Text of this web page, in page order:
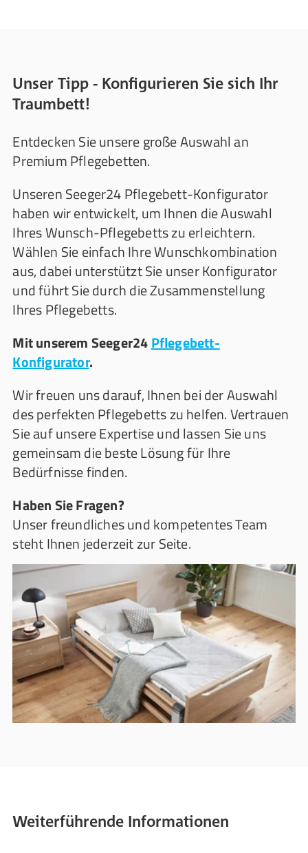
Unser Tipp - Konfigurieren Sie sich Ihr
Traumbett!
Entdecken Sie unsere große Auswahl an
Premium Pflegebetten.
Unseren Seeger24 Pflegebett-Konfigurator
haben wir entwickelt, um Ihnen die Auswahl
Ihres Wunsch-Pflegebetts zu erleichtern.
Wählen Sie einfach Ihre Wunschkombination
aus, dabei unterstützt Sie unser Konfigurator
und führt Sie durch die Zusammenstellung
Ihres Pflegebetts.
Mit unserem Seeger24Pflegebett-
Konfigurator.
Wir freuen uns darauf, Ihnen bei der Auswahl
des perfekten Pflegebetts zu helfen. Vertrauen
Sie auf unsere Expertise und lassen Sie uns
gemeinsam die beste Lösung für Ihre
Bedürfnisse finden.
Haben Sie Fragen?
Unser freundliches und kompetentes Team
steht Ihnen jederzeit zur Seite.
Weiterführende Informationen